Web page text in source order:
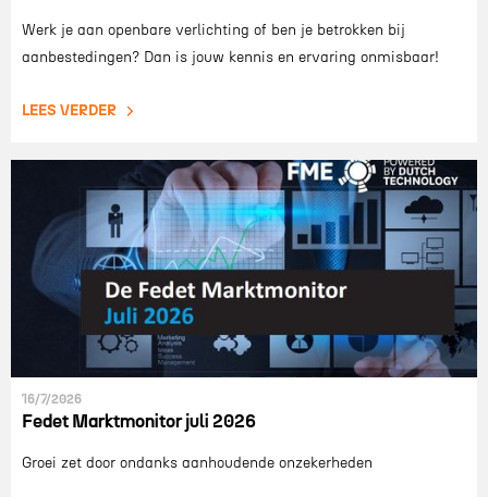
Werk je aan openbare verlichting of ben je betrokken bij
aanbestedingen? Dan is jouw kennis en ervaring onmisbaar!
LEES VERDER
16/7/2026
Fedet Marktmonitor juli 2026
Groei zet door ondanks aanhoudende onzekerheden